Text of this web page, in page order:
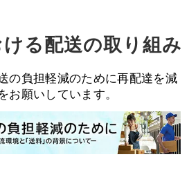
る配送の取り組み
の負担軽減のために再配達を減
お願いしています。